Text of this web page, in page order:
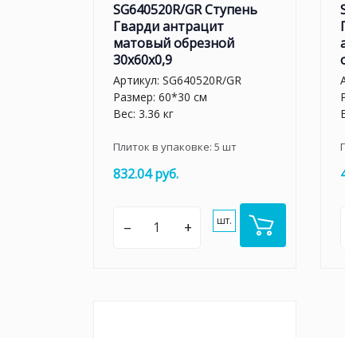
SG640520R/GR Ступень
Гварди антрацит
матовый обрезной
30x60x0,9
Артикул: SG640520R/GR
Размер: 60*30 см
Вес: 3.36 кг
Плиток в упаковке: 5 шт
832.04 руб.
– + шт.